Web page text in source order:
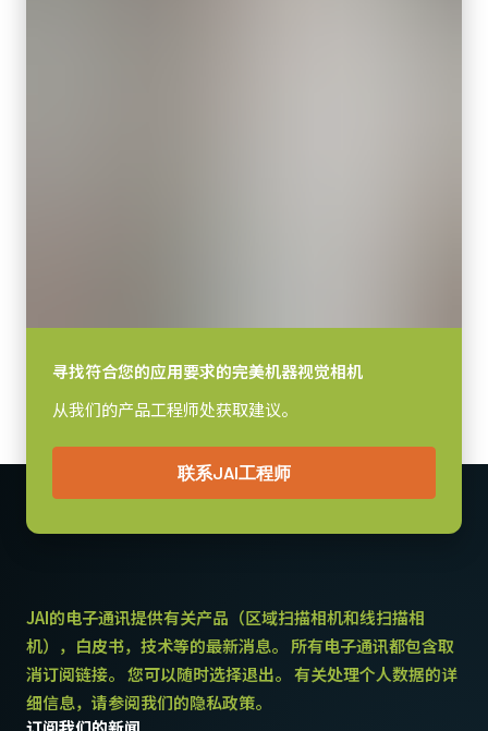
寻找符合您的应用要求的完美机器视觉相机
从我们的产品工程师处获取建议。
联系JAI工程师
JAI的电子通讯提供有关产品（区域扫描相机和线扫描相
机），白皮书，技术等的最新消息。 所有电子通讯都包含取
消订阅链接。 您可以随时选择退出。 有关处理个人数据的详
细信息，请参阅我们的隐私政策。